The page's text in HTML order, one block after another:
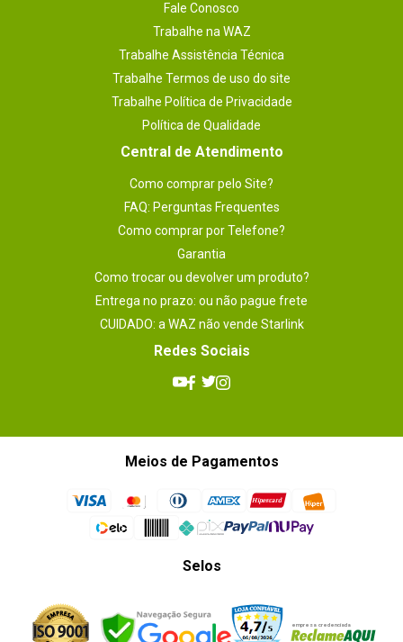
Fale Conosco
Trabalhe na WAZ
Trabalhe Assistência Técnica
Trabalhe Termos de uso do site
Trabalhe Política de Privacidade
Política de Qualidade
Central de Atendimento
Como comprar pelo Site?
FAQ: Perguntas Frequentes
Como comprar por Telefone?
Garantia
Como trocar ou devolver um produto?
Entrega no prazo: ou não pague frete
CUIDADO: a WAZ não vende Starlink
Redes Sociais
Meios de Pagamentos
Selos